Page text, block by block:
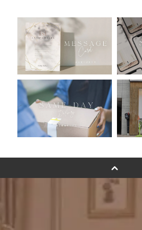
おすすめ商品
バルーン自動販売機
浮くバルーンオーダーメイド -
卓上バルーンオーダーメイド
ムーンリットバルーンについて
その他オーダーメイド
バルーンフラワーブーケについて
プリントフォント詳細＆使用例